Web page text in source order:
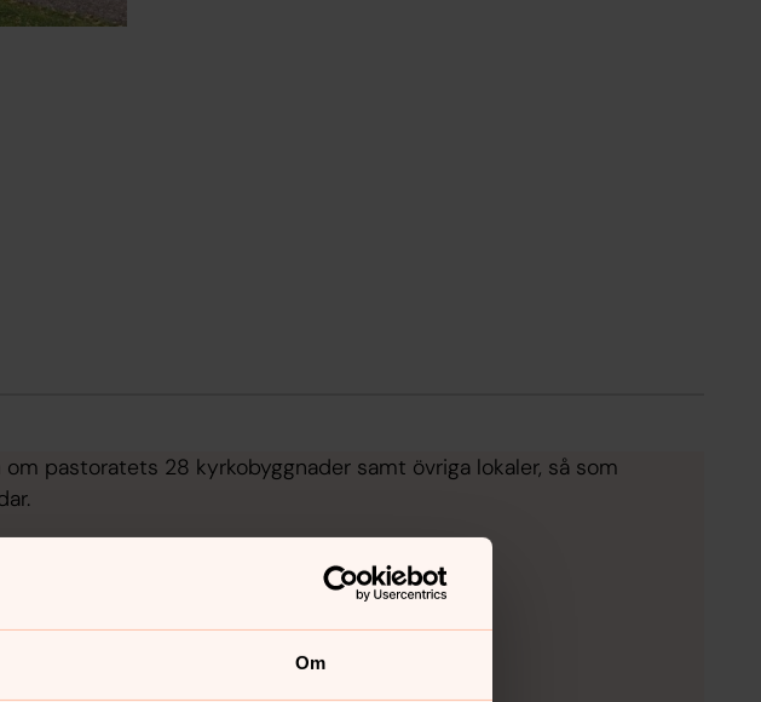
Om
pastoratets 28 kyrkobyggnader samt övriga lokaler, så som